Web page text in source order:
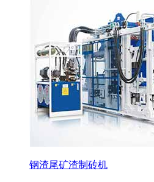
钢渣尾矿渣制砖机